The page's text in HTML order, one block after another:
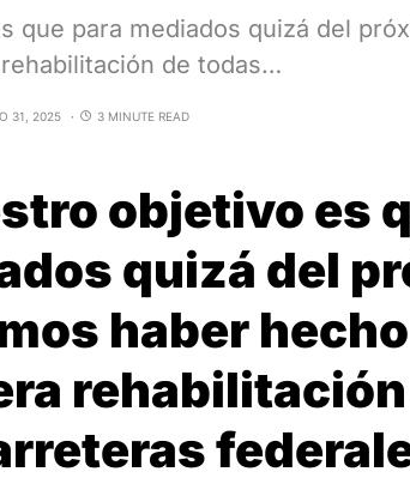
que para mediados quizá del
de todas…
31, 2025 3 MINUTE READ
objetivo es
quizá del
haber